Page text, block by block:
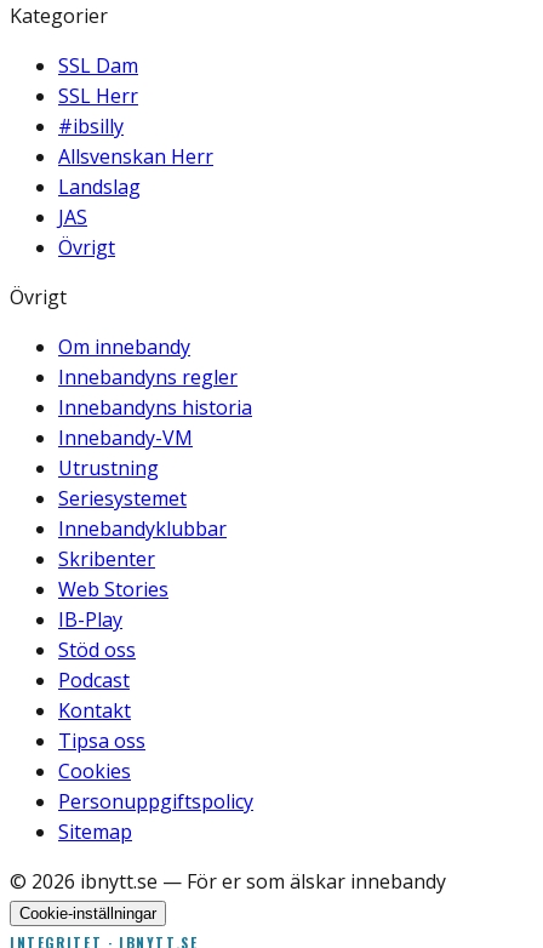
Kategorier
SSL Dam
SSL Herr
#ibsilly
Allsvenskan Herr
Landslag
JAS
Övrigt
Övrigt
Om innebandy
Innebandyns regler
Innebandyns historia
Innebandy-VM
Utrustning
Seriesystemet
Innebandyklubbar
Skribenter
Web Stories
IB-Play
Stöd oss
Podcast
Kontakt
Tipsa oss
Cookies
Personuppgiftspolicy
Sitemap
© 2026 ibnytt.se — För er som älskar innebandy
Cookie-inställningar
INTEGRITET · IBNYTT.SE